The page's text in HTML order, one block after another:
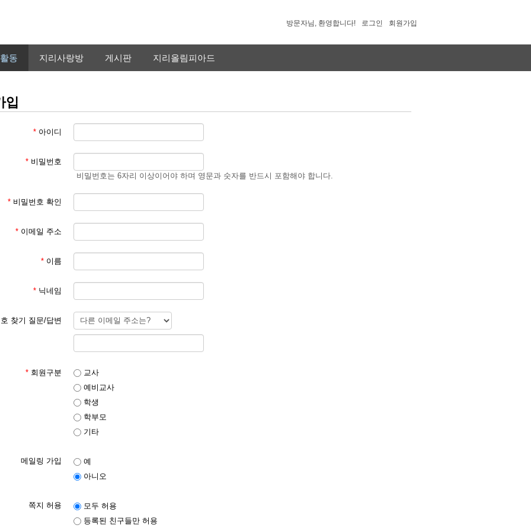
방문자님, 환영합니다! 로그인 회원가입
동 지리사랑방 게시판 지리올림피아드
입
* 아이디
* 비밀번호
비밀번호는 6자리 이상이어야 하며 영문과 숫자를 반드시 포함해야 합니다.
* 비밀번호 확인
* 이메일 주소
* 이름
* 닉네임
찾기 질문/답변
* 회원구분
교사
예비교사
학생
학부모
기타
메일링 가입
예
아니오
쪽지 허용
모두 허용
등록된 친구들만 허용